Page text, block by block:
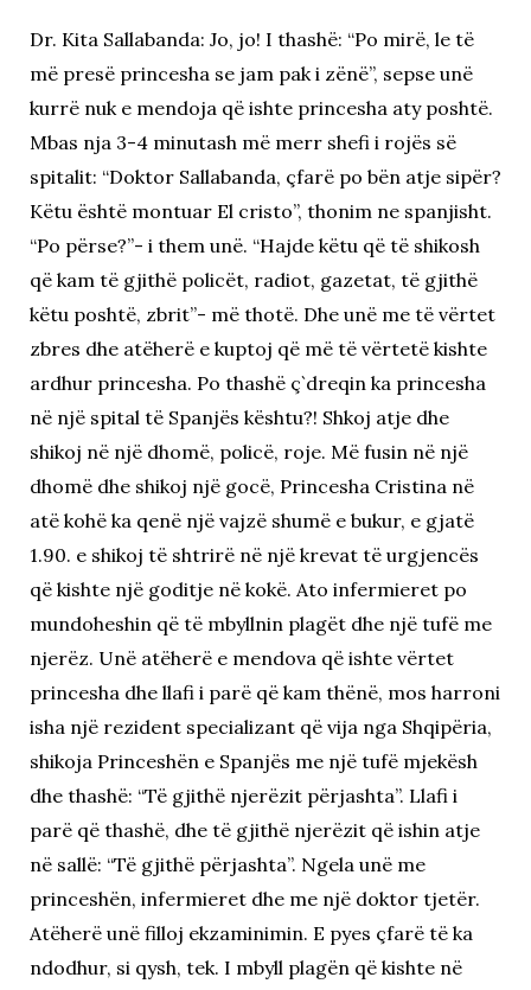
Dr. Kita Sallabanda: Jo, jo! I thashë: “Po mirë, le të
më presë princesha se jam pak i zënë”, sepse unë
kurrë nuk e mendoja që ishte princesha aty poshtë.
Mbas nja 3-4 minutash më merr shefi i rojës së
spitalit: “Doktor Sallabanda, çfarë po bën atje sipër?
Këtu është montuar El cristo”, thonim ne spanjisht.
“Po përse?”- i them unë. “Hajde këtu që të shikosh
që kam të gjithë policët, radiot, gazetat, të gjithë
këtu poshtë, zbrit”- më thotë. Dhe unë me të vërtet
zbres dhe atëherë e kuptoj që më të vërtetë kishte
ardhur princesha. Po thashë ç`dreqin ka princesha
në një spital të Spanjës kështu?! Shkoj atje dhe
shikoj në një dhomë, policë, roje. Më fusin në një
dhomë dhe shikoj një gocë, Princesha Cristina në
atë kohë ka qenë një vajzë shumë e bukur, e gjatë
1.90. e shikoj të shtrirë në një krevat të urgjencës
që kishte një goditje në kokë. Ato infermieret po
mundoheshin që të mbyllnin plagët dhe një tufë me
njerëz. Unë atëherë e mendova që ishte vërtet
princesha dhe llafi i parë që kam thënë, mos harroni
isha një rezident specializant që vija nga Shqipëria,
shikoja Princeshën e Spanjës me një tufë mjekësh
dhe thashë: “Të gjithë njerëzit përjashta”. Llafi i
parë që thashë, dhe të gjithë njerëzit që ishin atje
në sallë: “Të gjithë përjashta”. Ngela unë me
princeshën, infermieret dhe me një doktor tjetër.
Atëherë unë filloj ekzaminimin. E pyes çfarë të ka
ndodhur, si qysh, tek. I mbyll plagën që kishte në